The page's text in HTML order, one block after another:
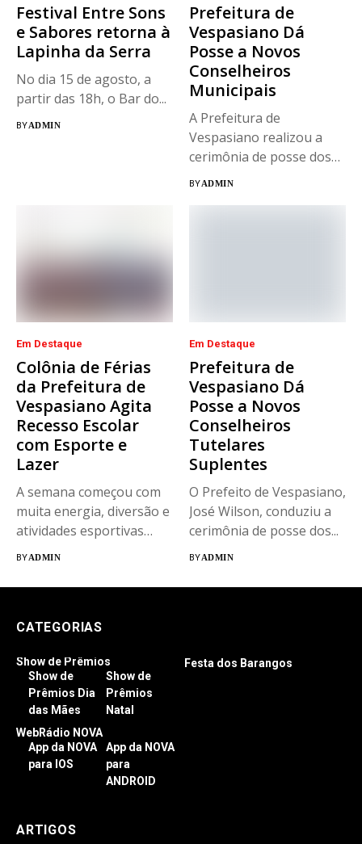
Festival Entre Sons
e Sabores retorna à
Lapinha da Serra
No dia 15 de agosto, a
partir das 18h, o Bar do...
BYADMIN
Prefeitura de
Vespasiano Dá
Posse a Novos
Conselheiros
Municipais
A Prefeitura de
Vespasiano realizou a
cerimônia de posse dos
novos integrantes...
BYADMIN
Em Destaque
Colônia de Férias
da Prefeitura de
Vespasiano Agita
Recesso Escolar
com Esporte e
Lazer
A semana começou com
muita energia, diversão e
atividades esportivas
para os...
BYADMIN
Em Destaque
Prefeitura de
Vespasiano Dá
Posse a Novos
Conselheiros
Tutelares
Suplentes
O Prefeito de Vespasiano,
José Wilson, conduziu a
cerimônia de posse dos...
BYADMIN
CATEGORIAS
Show de Prêmios
Show de
Prêmios Dia
das Mães
Show de
Prêmios
Natal
Festa dos Barangos
WebRádio NOVA
App da NOVA
para IOS
App da NOVA
para
ANDROID
ARTIGOS